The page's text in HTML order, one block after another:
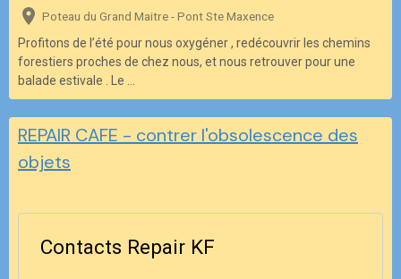
Poteau du Grand Maitre - Pont Ste Maxence
Profitons de l’été pour nous oxygéner , redécouvrir les chemins
forestiers proches de chez nous, et nous retrouver pour une
balade estivale . Le ...
REPAIR CAFE - contrer l'obsolescence des
objets
Contacts Repair KF